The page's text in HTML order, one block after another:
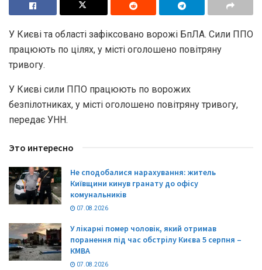
У Києві та області зафіксовано ворожі БпЛА. Сили ППО
працюють по цілях, у місті оголошено повітряну
тривогу.
У Києві сили ППО працюють по ворожих
безпілотниках, у місті оголошено повітряну тривогу,
передає УНН.
Это интересно
Не сподобалися нарахування: житель
Київщини кинув гранату до офісу
комунальників
07.08.2026
У лікарні помер чоловік, який отримав
поранення під час обстрілу Києва 5 серпня –
КМВА
07.08.2026